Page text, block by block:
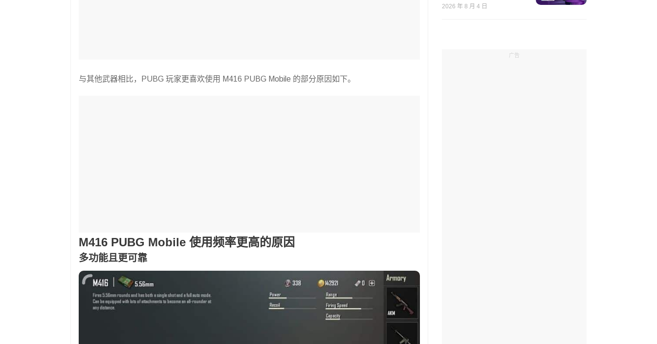
与其他武器相比，PUBG 玩家更喜欢使用 M416 PUBG Mobile 的部分原因如下。
M416 PUBG Mobile 使用频率更高的原因
多功能且更可靠
2026 年 8 月 4 日
广告